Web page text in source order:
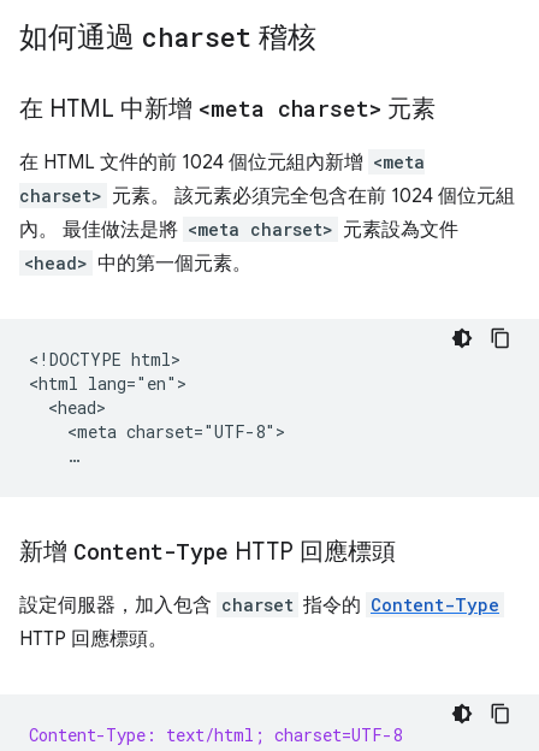
如何通過 charset 稽核
在 HTML 中新增 <meta charset> 元素
在 HTML 文件的前 1024 個位元組內新增 <meta
charset> 元素。 該元素必須完全包含在前 1024 個位元組
內。 最佳做法是將 <meta charset> 元素設為文件
<head> 中的第一個元素。
<!DOCTYPE html>
<html lang="en">
  <head>
    <meta charset="UTF-8">
新增 Content-Type HTTP 回應標頭
設定伺服器，加入包含 charset 指令的 Content-Type
HTTP 回應標頭。
Content-Type: text/html; charset=UTF-8